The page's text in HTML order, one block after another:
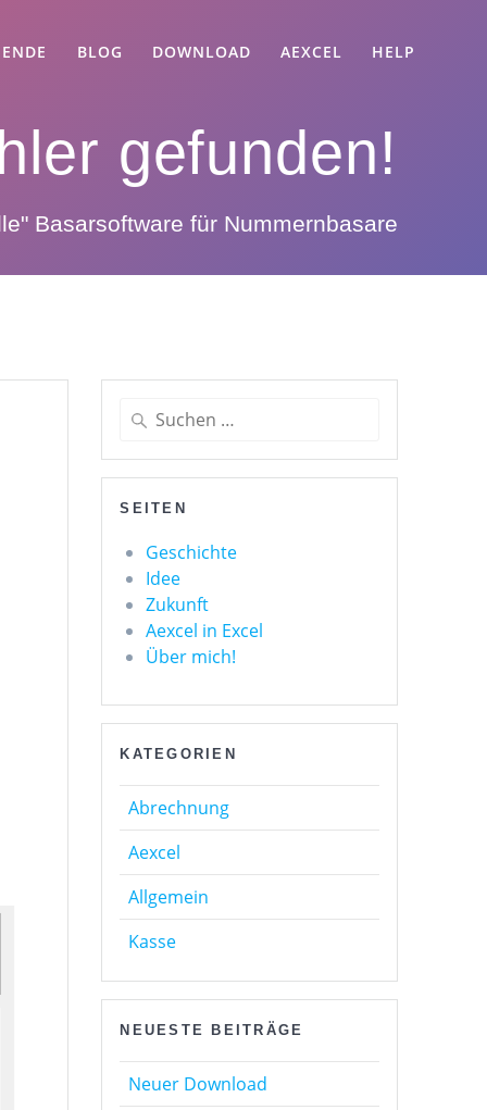
BLOG DOWNLOAD AEXCEL HELP
gefunden!
Basarsoftware für Nummernbasare
Suche
nach:
SEITEN
Geschichte
Idee
Zukunft
Aexcel in Excel
Über mich!
KATEGORIEN
Abrechnung
Aexcel
Allgemein
Kasse
NEUESTE BEITRÄGE
Neuer Download